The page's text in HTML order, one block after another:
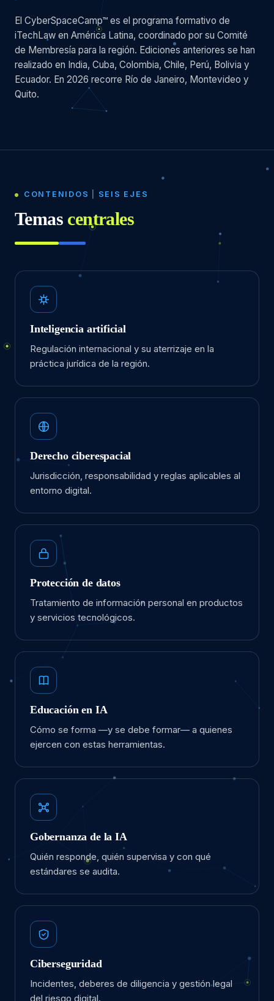
El CyberSpaceCamp™ es el programa formativo de
iTechLaw en América Latina, coordinado por su Comité
de Membresía para la región. Ediciones anteriores se han
realizado en India, Cuba, Colombia, Chile, Perú, Bolivia y
Ecuador. En 2026 recorre Río de Janeiro, Montevideo y
Quito.
CONTENIDOS SEIS EJES
Temas centrales
Inteligencia artificial
Regulación internacional y su aterrizaje en la
práctica jurídica de la región.
Derecho ciberespacial
Jurisdicción, responsabilidad y reglas aplicables al
entorno digital.
Protección de datos
Tratamiento de información personal en productos
y servicios tecnológicos.
Educación en IA
Cómo se forma —y se debe formar— a quienes
ejercen con estas herramientas.
Gobernanza de la IA
Quién responde, quién supervisa y con qué
estándares se audita.
Ciberseguridad
Incidentes, deberes de diligencia y gestión legal
del riesgo digital.